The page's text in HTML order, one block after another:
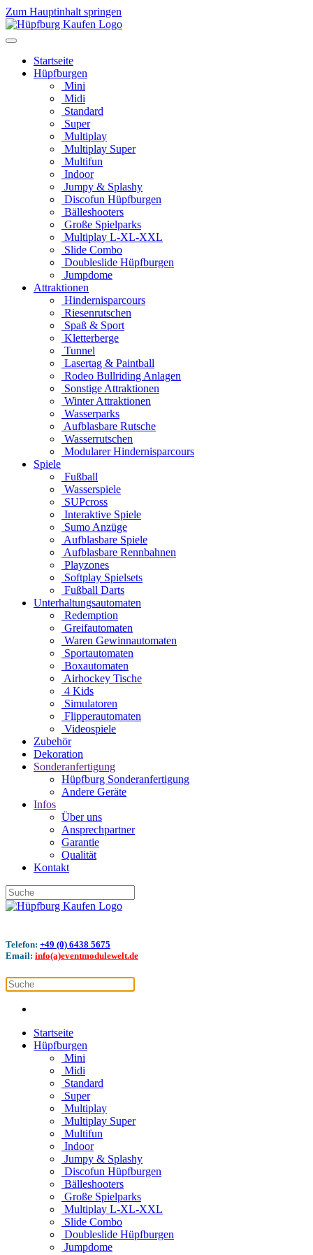
Zum Hauptinhalt springen
Startseite
Hüpfburgen
Mini
Midi
Standard
Super
Multiplay
Multiplay Super
Multifun
Indoor
Jumpy & Splashy
Discofun Hüpfburgen
Bälleshooters
Große Spielparks
Multiplay L-XL-XXL
Slide Combo
Doubleslide Hüpfburgen
Jumpdome
Attraktionen
Hindernisparcours
Riesenrutschen
Spaß & Sport
Kletterberge
Tunnel
Lasertag & Paintball
Rodeo Bullriding Anlagen
Sonstige Attraktionen
Winter Attraktionen
Wasserparks
Aufblasbare Rutsche
Wasserrutschen
Modularer Hindernisparcours
Spiele
Fußball
Wasserspiele
SUPcross
Interaktive Spiele
Sumo Anzüge
Aufblasbare Spiele
Aufblasbare Rennbahnen
Playzones
Softplay Spielsets
Fußball Darts
Unterhaltungsautomaten
Redemption
Greifautomaten
Waren Gewinnautomaten
Sportautomaten
Boxautomaten
Airhockey Tische
4 Kids
Simulatoren
Flipperautomaten
Videospiele
Zubehör
Dekoration
Sonderanfertigung
Hüpfburg Sonderanfertigung
Andere Geräte
Infos
Über uns
Ansprechpartner
Garantie
Qualität
Kontakt
Telefon: +49 (0) 6438 5675
Email: info(a)eventmodulewelt.de
Startseite
Hüpfburgen
Mini
Midi
Standard
Super
Multiplay
Multiplay Super
Multifun
Indoor
Jumpy & Splashy
Discofun Hüpfburgen
Bälleshooters
Große Spielparks
Multiplay L-XL-XXL
Slide Combo
Doubleslide Hüpfburgen
Jumpdome